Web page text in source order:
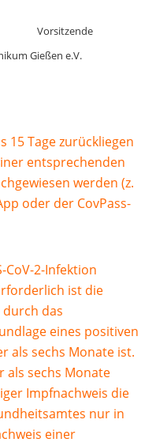
Vorsitzende
Gießen e.V.
15 Tage zurückliegen
entsprechenden
werden (z.
oder der CovPass-
CoV-2-Infektion
ist die
das
eines positiven
als sechs Monate ist.
als sechs Monate
Impfnachweis die
nur in
einer